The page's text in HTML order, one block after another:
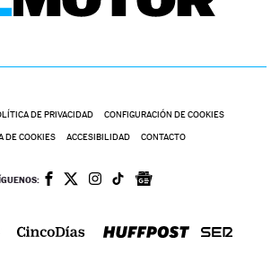
DE PRIVACIDAD CONFIGURACIÓN DE COOKIES
DE COOKIES ACCESIBILIDAD CONTACTO